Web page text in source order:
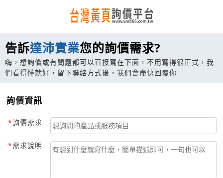
告訴達沛實業您的詢價需求?
嗨，想詢價或有問題都可以直接寫在下面，不用寫得很正式，我
們看得懂就好，留下聯絡方式後，我們會盡快回覆你
詢價資訊
詢價需求
需求說明